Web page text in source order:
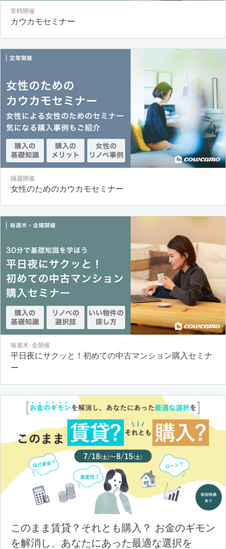
常時開催
カウカモセミナー
隔週開催
女性のためのカウカモセミナー
毎週木･金開催
平日夜にサクッと！初めての中古マンション購入セミナ
ー
このまま賃貸？それとも購入？ お金のギモン
を解消し、あなたにあった最適な選択を